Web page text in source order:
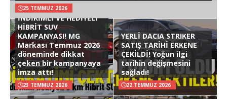
25 TEMMUZ 2026
İNDİRİMLİ VE HEDİYELİ
HİBRİT SUV
KAMPANYASI! MG
Markası Temmuz 2026
döneminde dikkat
çeken bir kampanyaya
imza attı!
23 TEMMUZ 2026
YERLİ DACIA STRIKER
SATIŞ TARİHİ ERKENE
ÇEKİLDİ! Yoğun ilgi
tarihin değişmesini
sağladı!
22 TEMMUZ 2026